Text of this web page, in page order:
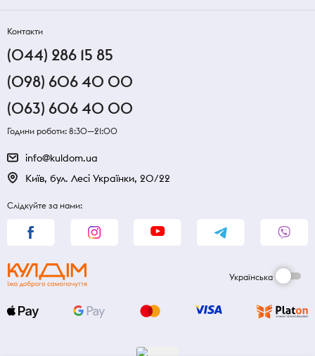
Контакти
(044) 286 15 85
(098) 606 40 00
(063) 606 40 00
Години роботи: 8:30—21:00
info@kuldom.ua
Київ, бул. Лесі Українки, 20/22
Слідкуйте за нами:
Українська